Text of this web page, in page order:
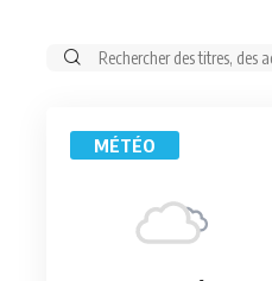
Rechercher:
MÉTÉO